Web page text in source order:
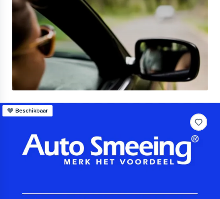
Beschikbaar